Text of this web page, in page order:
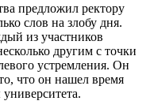
предложил ректору
слов на злобу дня.
из участников
другим с точки
устремления. Он
что он нашел время